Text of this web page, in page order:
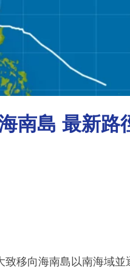
南島 最新路
移向海南島以南海域